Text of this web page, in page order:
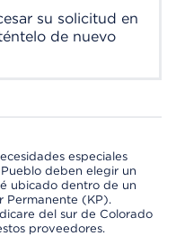
su solicitud en
de nuevo
especiales
deben elegir un
ubicado dentro de un
Permanente (KP).
del sur de Colorado
proveedores.